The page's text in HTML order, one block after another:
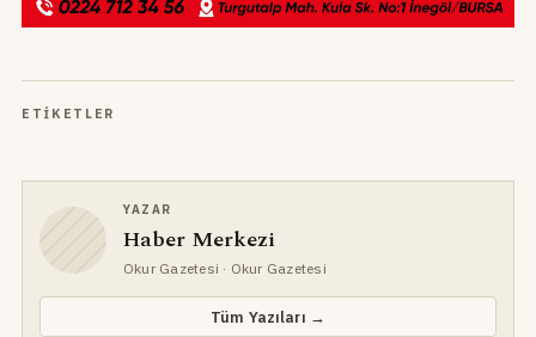
ETIKETLER
YAZAR
Haber Merkezi
Okur Gazetesi · Okur Gazetesi
Tüm Yazıları →